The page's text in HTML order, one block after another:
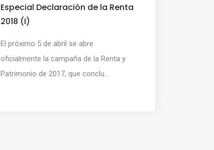
Especial Declaración de la Renta
2018 (I)
El próximo 5 de abril se abre
oficialmente la campaña de la Renta y
Patrimonio de 2017, que conclu...